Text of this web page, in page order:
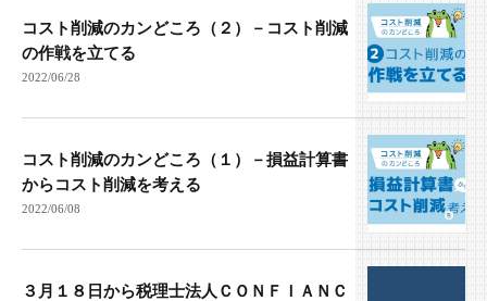
コスト削減のカンどころ（２）－コスト削減
の作戦を立てる
2022/06/28
コスト削減のカンどころ（１）－損益計算書
からコスト削減を考える
2022/06/08
３月１８日から税理士法人ＣＯＮＦＩＡＮＣ